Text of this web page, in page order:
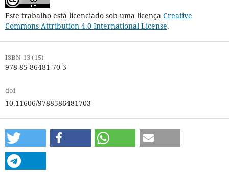
Este trabalho está licenciado sob uma licença Creative
Commons Attribution 4.0 International License.
ISBN-13 (15)
978-85-86481-70-3
doi
10.11606/9788586481703